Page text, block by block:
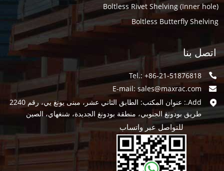
Boltless Rivet Shelving (Inner hole)
Boltless Butterfly Shelving
اتصل بنا
Tel.: +86-21-51876818
E-mail:sales@maxrac.com
Add.: عنوان المكتب: الطابق الثاني عشر، مبنى يونغ يي، رقم 2240
طريق بودونغ الجنوبي، منطقة بودونغ الجديدة، شنغهاي، الصين
للتواصل عبر واتساب